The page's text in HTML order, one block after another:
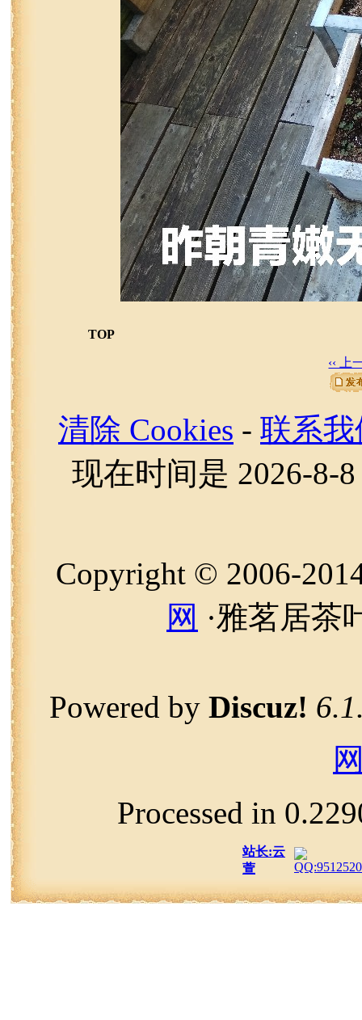
TOP
‹‹ 上
清除 Cookies - 联系我
现在时间是 2026-8-
Copyright © 2006-
网 ·雅茗居茶
Powered by Discuz!
Processed in
站长:云
萱